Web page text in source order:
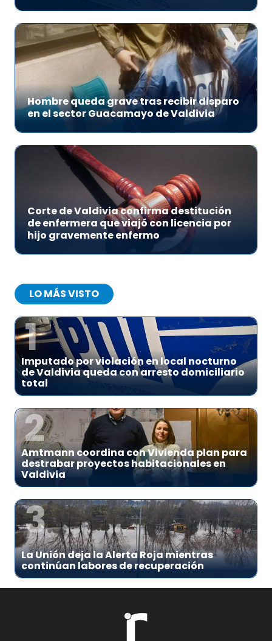
Hombre queda grave tras recibir disparo
en el sector Guacamayo de Valdivia
Corte de Valdivia confirma destitución
de enfermera que viajó con licencia por
hijo gravemente enfermo
LO MÁS VISTO
1
Imputado por violación en local nocturno
de Valdivia queda con arresto domiciliario
total
2
Amtmann coordina con Vivienda plan para
destrabar proyectos habitacionales en
Valdivia
3
La Unión deja la Alerta Roja mientras
continúan labores de recuperación